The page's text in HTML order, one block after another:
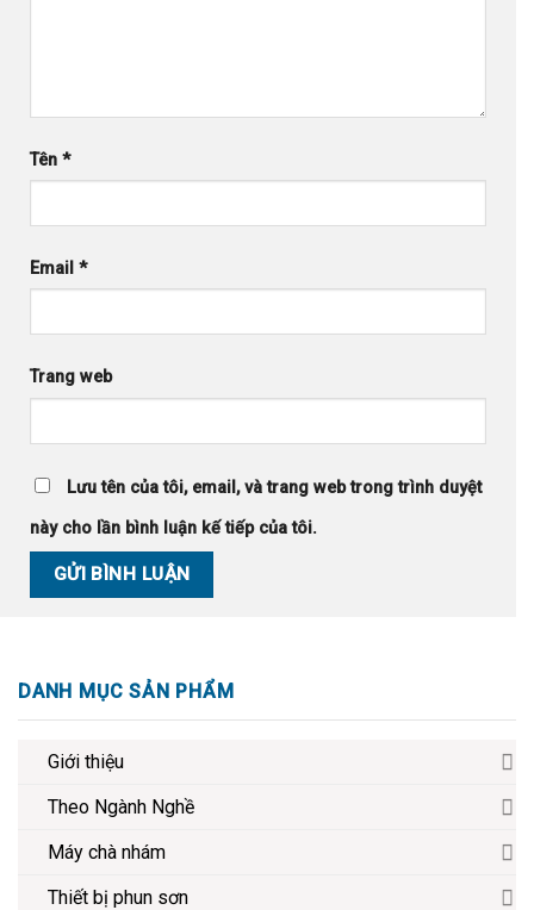
Tên *
Email *
Trang web
Lưu tên của tôi, email, và trang web trong trình duyệt
này cho lần bình luận kế tiếp của tôi.
DANH MỤC SẢN PHẨM
Giới thiệu
Theo Ngành Nghề
Máy chà nhám
Thiết bị phun sơn